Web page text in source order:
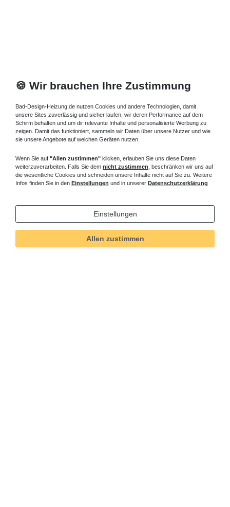
🍪 Wir brauchen Ihre Zustimmung
Bad-Design-Heizung.de nutzen Cookies und andere Technologien, damit
unsere Sites zuverlässig und sicher laufen, wir deren Performance auf dem
Schirm behalten und um dir relevante Inhalte und personalisierte Werbung zu
zeigen. Damit das funktioniert, sammeln wir Daten über unsere Nutzer und wie
sie unsere Angebote auf welchen Geräten nutzen.
Wenn Sie auf "Allen zustimmen" klicken, erlauben Sie uns diese Daten
weiterzuverarbeiten. Falls Sie dem nicht zustimmen , beschränken wir uns auf
die wesentliche Cookies und schneiden unsere Inhalte nicht auf Sie zu. Weitere
Infos finden Sie in den Einstellungen und in unserer Datenschutzerklärung
Einstellungen
Allen zustimmen